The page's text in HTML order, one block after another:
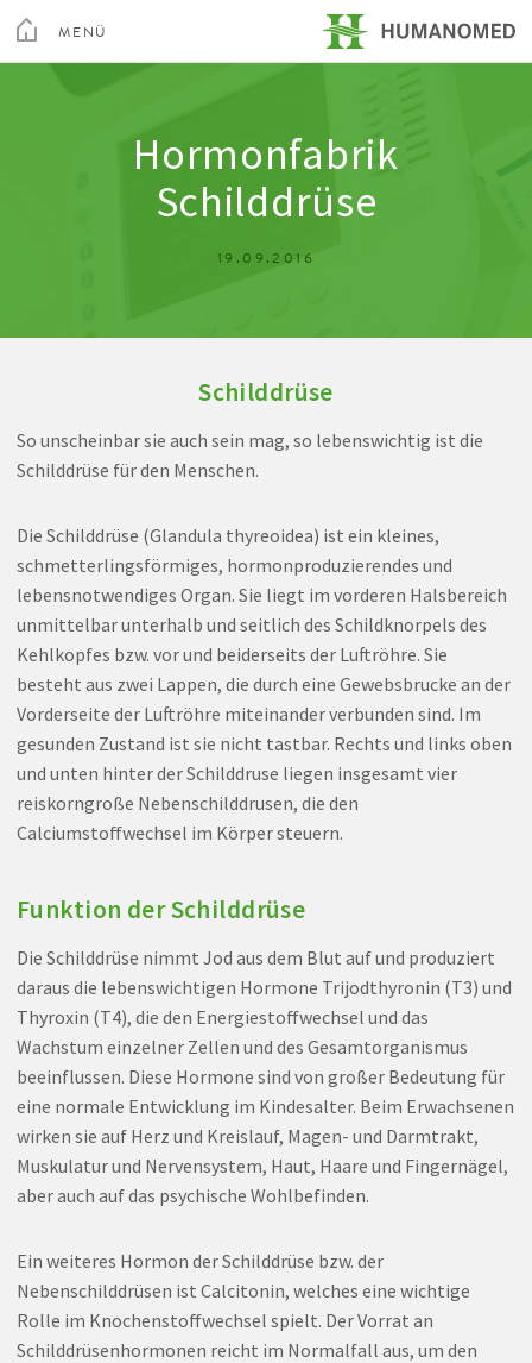
Menu
MENÜ
Privatklinik Villach
Hormonfabrik
Schilddrüse
19.09.2016
Schilddrüse
So unscheinbar sie auch sein mag, so lebenswichtig ist die
Schilddrüse für den Menschen.
Die Schilddrüse (Glandula thyreoidea) ist ein kleines,
schmetterlingsförmiges, hormonproduzierendes und
lebensnotwendiges Organ. Sie liegt im vorderen Halsbereich
unmittelbar unterhalb und seitlich des Schildknorpels des
Kehlkopfes bzw. vor und beiderseits der Luftröhre. Sie
besteht aus zwei Lappen, die durch eine Gewebsbrucke an der
Vorderseite der Luftröhre miteinander verbunden sind. Im
gesunden Zustand ist sie nicht tastbar. Rechts und links oben
und unten hinter der Schilddruse liegen insgesamt vier
reiskorngroße Nebenschilddrusen, die den
Calciumstoffwechsel im Körper steuern.
Funktion der Schilddrüse
Die Schilddrüse nimmt Jod aus dem Blut auf und produziert
daraus die lebenswichtigen Hormone Trijodthyronin (T3) und
Thyroxin (T4), die den Energiestoffwechsel und das
Wachstum einzelner Zellen und des Gesamtorganismus
beeinflussen. Diese Hormone sind von großer Bedeutung für
eine normale Entwicklung im Kindesalter. Beim Erwachsenen
wirken sie auf Herz und Kreislauf, Magen- und Darmtrakt,
Muskulatur und Nervensystem, Haut, Haare und Fingernägel,
aber auch auf das psychische Wohlbefinden.
Ein weiteres Hormon der Schilddrüse bzw. der
Nebenschilddrüsen ist Calcitonin, welches eine wichtige
Rolle im Knochenstoffwechsel spielt. Der Vorrat an
Schilddrüsenhormonen reicht im Normalfall aus, um den